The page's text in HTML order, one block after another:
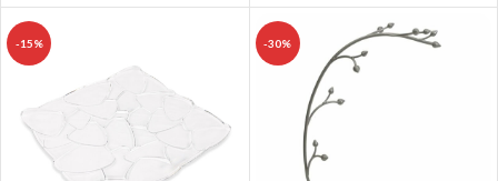
-15% -30%